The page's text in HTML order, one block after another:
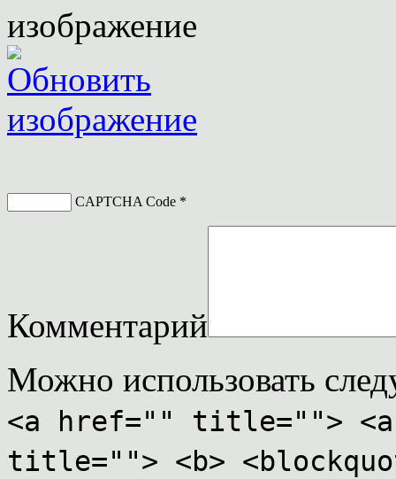
CAPTCHA Code *
Комментарий
Можно использовать
<a href="" title="">
title=""> <b>